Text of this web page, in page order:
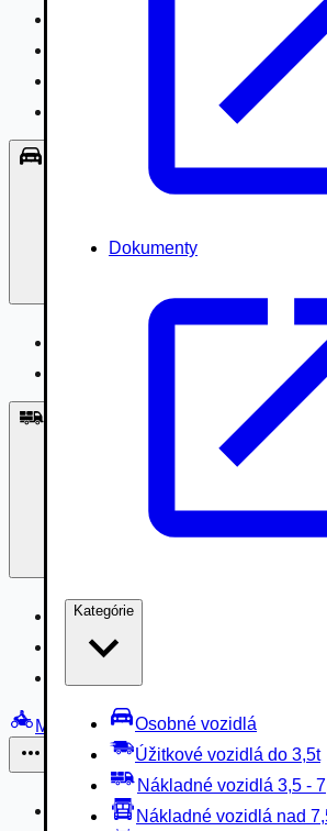
Dokumenty
Kategórie
Osobné vozidlá
Úžitkové vozidlá do 3,5t
Nákladné vozidlá 3,5 -
Nákladné vozidlá nad
Lode/člny, lietadlá/vznášadlá
Príslušenstvo, Oblečenie
Nákladné vozidlá 3,5 - 7,5t
Nákladné vozidlá nad 7,5t
Motocykle
Náhradné diely